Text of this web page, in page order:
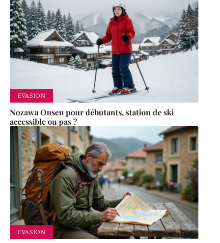
EVASION
Nozawa Onsen pour débutants, station de ski
accessible ou pas ?
EVASION